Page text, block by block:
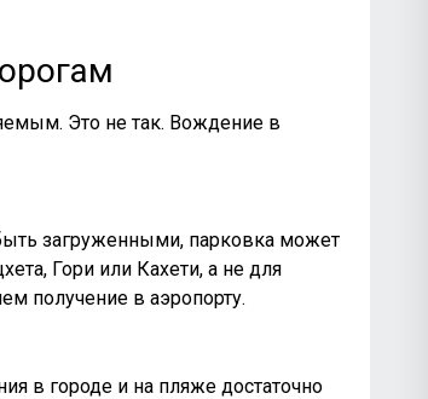
Это не так. Вождение в
загруженными, парковка может
Гори или Кахети, а не для
получение в аэропорту.
в городе и на пляже достаточно